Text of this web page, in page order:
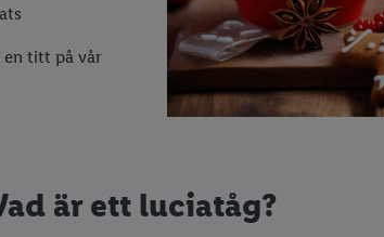
en titt på vår
är ett luciatåg?